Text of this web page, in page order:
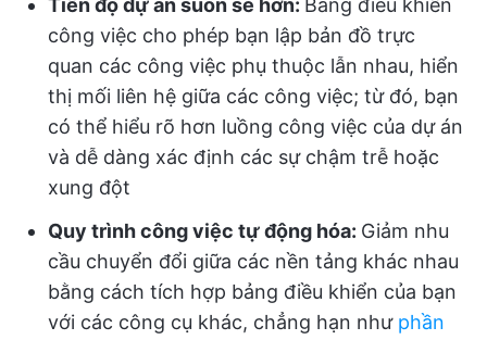
Tiến độ dự án suôn sẻ hơn: Bảng điều khiển
công việc cho phép bạn lập bản đồ trực
quan các công việc phụ thuộc lẫn nhau, hiển
thị mối liên hệ giữa các công việc; từ đó, bạn
có thể hiểu rõ hơn luồng công việc của dự án
và dễ dàng xác định các sự chậm trễ hoặc
xung đột
Quy trình công việc tự động hóa: Giảm nhu
cầu chuyển đổi giữa các nền tảng khác nhau
bằng cách tích hợp bảng điều khiển của bạn
với các công cụ khác, chẳng hạn như phần